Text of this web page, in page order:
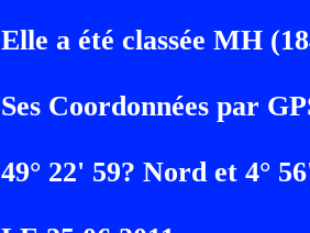
Elle a été classée MH
Ses Coordonnées par
49° 22' 59? Nord et 4°